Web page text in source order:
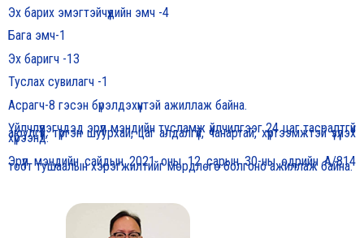
Эх барих эмэгтэйчүүдийн эмч -4
Бага эмч-1
Эх баригч -13
Туслах сувилагч -1
Асрагч-8 гэсэн бүрэлдэхүүнтэй ажиллаж байна.
Үйлчлүүлэгчдэд эрүүл мэндийн тусламж үйлчилгээг 24 цаг тасралтгүй
аюулгүй, түргэн шуурхай, цаг алдалгүй, чанартай, хүртээмжтэй үзүүлэх
хүрээнд:
Эрүүл мэндийн сайдын 2021 оны 12 сарын 30-ны өдрийн А/814
тоот тушаалын хэрэгжилтийг мөрдлөгө болгоно ажиллаж байна.